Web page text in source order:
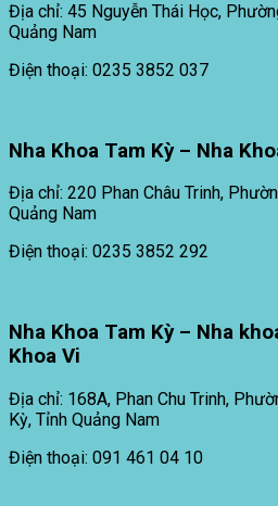
Địa chỉ: 45 Nguyễn Thái Học,
Quảng Nam
Điện thoại: 0235 3852 037
Nha Khoa Tam Kỳ – Nha
Địa chỉ: 220 Phan Châu Trinh,
Quảng Nam
Điện thoại: 0235 3852 292
Nha Khoa Tam Kỳ – Nha
Khoa Vi
Địa chỉ: 168A, Phan Chu Trinh,
Kỳ, Tỉnh Quảng Nam
Điện thoại: 091 461 04 10